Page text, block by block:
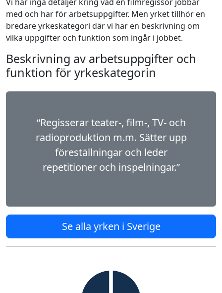
med och har för arbetsuppgifter. Men yrket tillhör en
bredare yrkeskategori där vi har en beskrivning om
vilka uppgifter och funktion som ingår i jobbet.
Beskrivning av arbetsuppgifter och
funktion för yrkeskategorin
“Regisserar teater-, film-, TV- och
radioproduktion m.m. Sätter upp
föreställningar och leder
repetitioner och inspelningar.”
Se alla yrken i Sverige